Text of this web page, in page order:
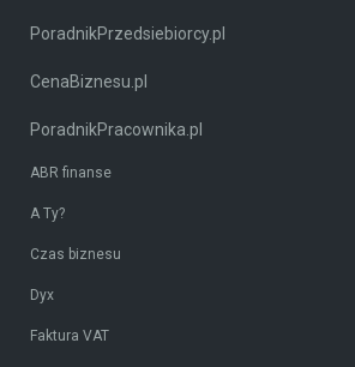
PoradnikPrzedsiebiorcy.pl
CenaBiznesu.pl
PoradnikPracownika.pl
ABR finanse
A Ty?
Czas biznesu
Dyx
Faktura VAT